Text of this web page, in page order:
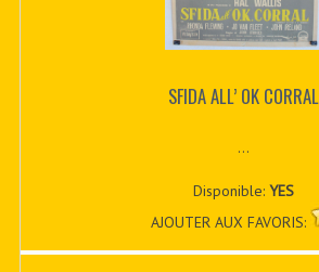
SFIDA ALL’ OK CORRAL
...
Disponible:YES
AJOUTER AUX FAVORIS: